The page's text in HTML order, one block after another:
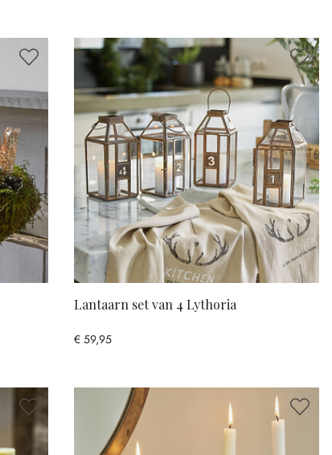
Lantaarn set van 4 Lythoria
€ 59,95